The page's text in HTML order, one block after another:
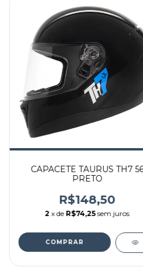
CAPACETE TAURUS TH7
PRETO
R$148,50
2 x de R$74,25 sem juros